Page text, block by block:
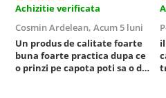
Truse de scule
Truse si accesorii 1/2
Truse si Accesorii 1/4
Truse si Accesorii 3/4
Achizitie verificata
Cosmin Ardelean, Acum 5 luni
Un produs de calitate foarte
buna foarte practica dupa ce
o prinzi pe capota poti sa o dai